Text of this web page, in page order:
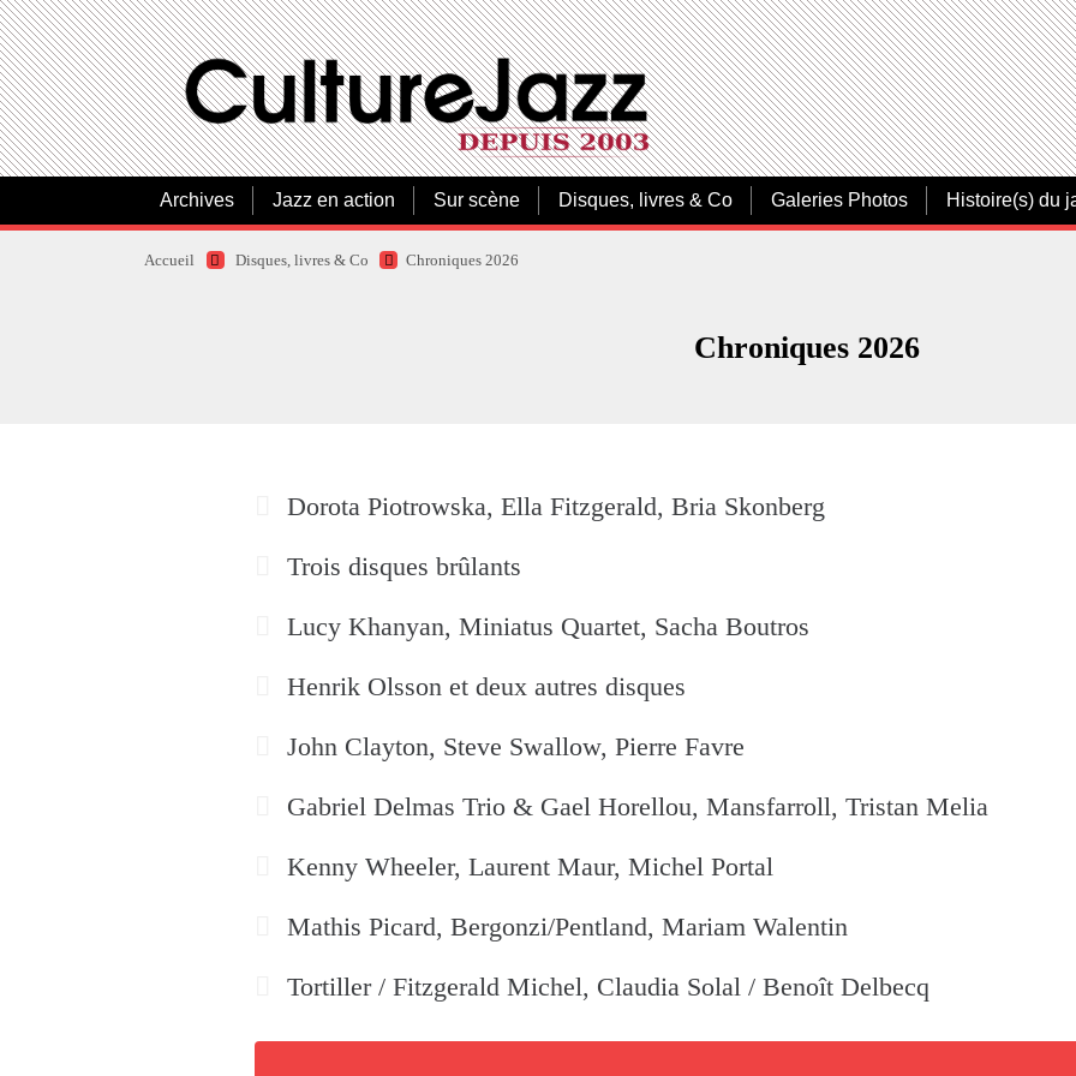
Archives Jazz en action Sur scène Disques, livres & Co Galeries Photos Histoire(s) du
Accueil Disques, livres & Co Chroniques 2026
Chroniques 2026
Dorota Piotrowska, Ella Fitzgerald, Bria Skonberg
Trois disques brûlants
Lucy Khanyan, Miniatus Quartet, Sacha Boutros
Henrik Olsson et deux autres disques
John Clayton, Steve Swallow, Pierre Favre
Gabriel Delmas Trio & Gael Horellou, Mansfarroll, Tristan Melia
Kenny Wheeler, Laurent Maur, Michel Portal
Mathis Picard, Bergonzi/Pentland, Mariam Walentin
Tortiller / Fitzgerald Michel, Claudia Solal / Benoît Delbecq